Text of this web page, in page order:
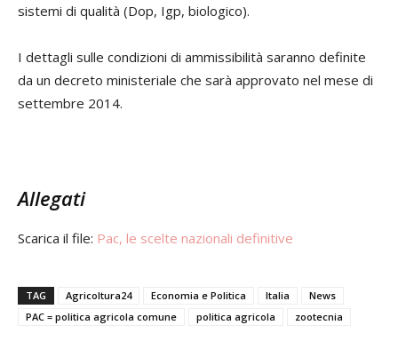
sistemi di qualità (Dop, Igp, biologico).
I dettagli sulle condizioni di ammissibilità saranno definite
da un decreto ministeriale che sarà approvato nel mese di
settembre 2014.
Allegati
Scarica il file: Pac, le scelte nazionali definitive
TAG Agricoltura24 Economia e Politica Italia
News
PAC = politica agricola comune
politica agricola zootecnia